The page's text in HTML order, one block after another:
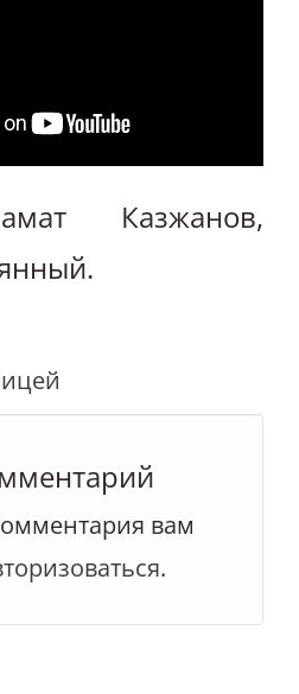
Казжанов,
вам
.